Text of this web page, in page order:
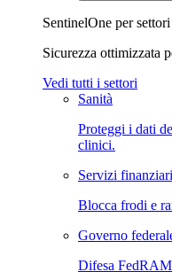
SentinelOne per settori
Sicurezza ottimizzata
Vedi tutti i settori
Sanità
Proteggi i dati
clinici.
Servizi finanziari
Blocca frodi e
Governo
Difesa